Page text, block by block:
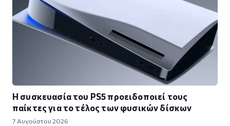
Η συσκευασία του PS5 προειδοποιεί τους
παίκτες για το τέλος των φυσικών δίσκων
7 Αυγούστου 2026